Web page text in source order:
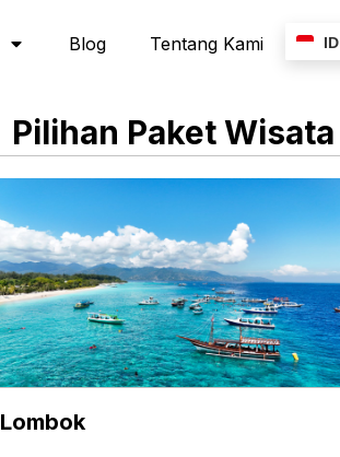
Blog Tentang Kami ID
Pilihan Paket Wisata
Lombok